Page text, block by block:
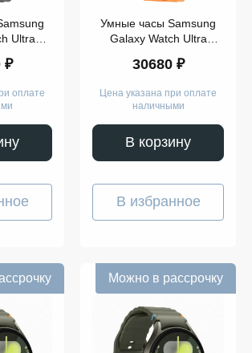
Ultra
₽
оплате
Умные часы Samsung
Galaxy Watch Ultra
30680 ₽
Цена указана при оплате
наличными
В корзину
В избранное
Можно в рассрочку